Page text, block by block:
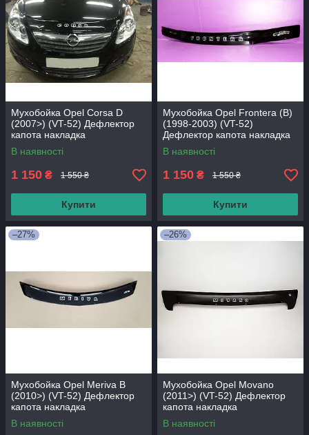
Мухобойка Opel Corsa D
(2007>) (VT-52) Дефлектор
капота накладка
В наявності
1 150 ₴ 1 550 ₴
Купити
Мухобойка Opel Frontera (B)
(1998-2003) (VT-52)
Дефлектор капота накладка
В наявності
1 150 ₴ 1 550 ₴
Купити
–27%
Мухобойка Opel Meriva B
(2010>) (VT-52) Дефлектор
капота накладка
В наявності
–26%
Мухобойка Opel Movano
(2011>) (VT-52) Дефлектор
капота накладка
В наявності